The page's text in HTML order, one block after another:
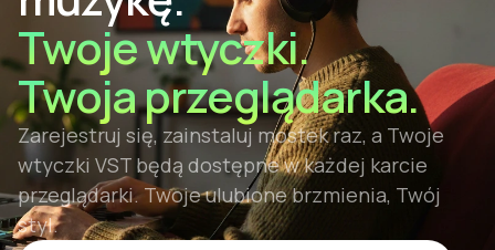
obsługiwany.
Twoje wtyczki.
Twoja przeglądarka.
Zarejestruj się, zainstaluj mostek raz, a Twoje
wtyczki VST będą dostępne w każdej karcie
przeglądarki. Twoje ulubione brzmienia, Twój
styl.